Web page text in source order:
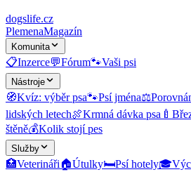
dogslife.cz
PlemenaMagazín
Komunita
📋Inzerce💬Fórum🐾Vaši psi
Nástroje
🧭Kvíz: výběr psa🐾Psí jména⚖️
lidských letech🍖Krmná dávka psa 🍼
štěně💰Kolik stojí pes
Služby
🏥Veterináři🏠Útulky🛏️Psí hotely🎓